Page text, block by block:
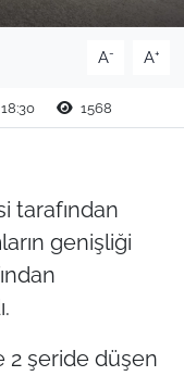
A- A+
1568
tarafından
genişliği
2 şeride düşen